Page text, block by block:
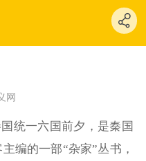
网
统一六国前夕，是秦国
编的一部“杂家”丛书，